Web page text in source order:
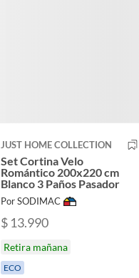
JUST HOME COLLECTION
Set Cortina Velo
Romántico 200x220 cm
Blanco 3 Paños Pasador
Por SODIMAC
$ 13.990
Retira mañana
ECO